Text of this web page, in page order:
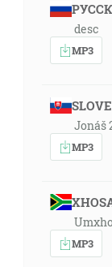
desc
MP3
Jonáš
MP3
MP3